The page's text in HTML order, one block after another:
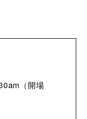
（開場